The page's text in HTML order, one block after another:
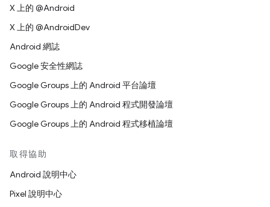
X 上的 @Android
X 上的 @AndroidDev
Android 網誌
Google 安全性網誌
Google Groups 上的 Android 平台論壇
Google Groups 上的 Android 程式開發論壇
Google Groups 上的 Android 程式移植論壇
取得協助
Android 說明中心
Pixel 說明中心